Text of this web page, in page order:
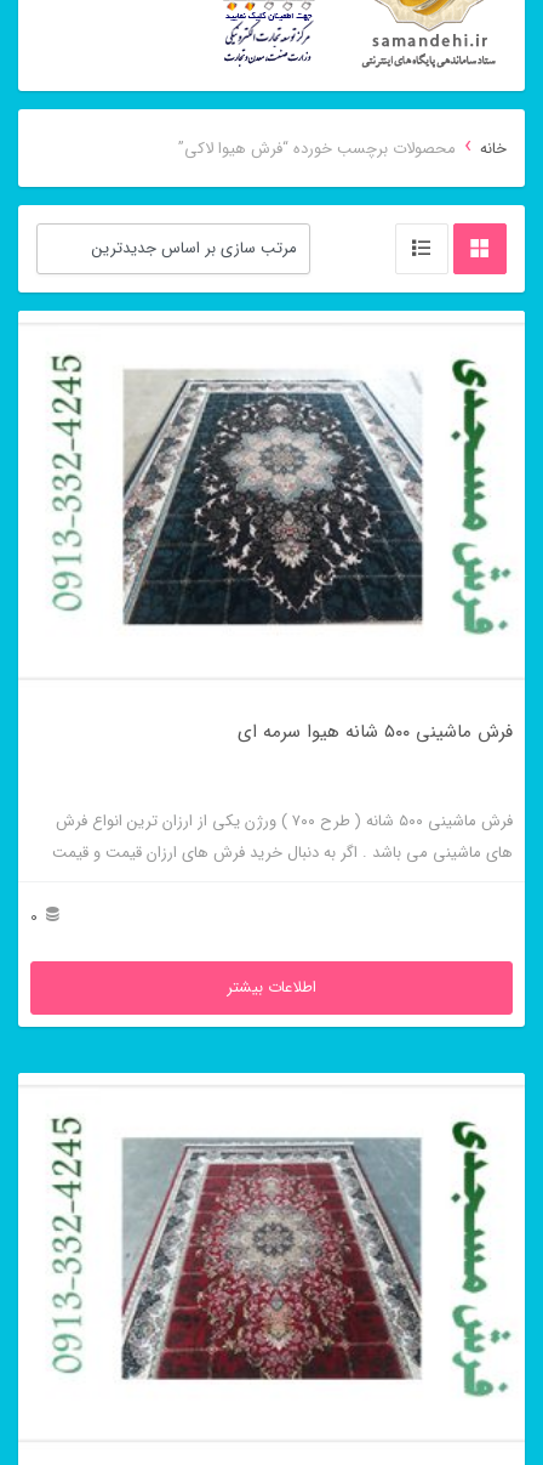
خانه › محصولات برچسب خورده “فرش هیوا لاکی”
فرش ماشینی ۵۰۰ شانه هیوا سرمه ای
فرش ماشینی ۵۰۰ شانه ( طرح ۷۰۰ ) ورژن یکی از ارزان ترین انواع فرش
های ماشینی می باشد . اگر به دنبال خرید فرش های ارزان قیمت و قیمت
0
اطلاعات بیشتر